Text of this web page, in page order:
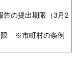
告の提出期限（3月2
限 ※市町村の条例